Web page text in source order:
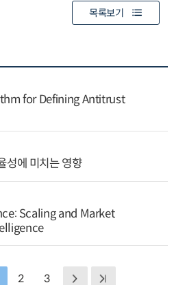
목록보기
for Defining Antitrust
성에 미치는 영향
Scaling and Market
2 3